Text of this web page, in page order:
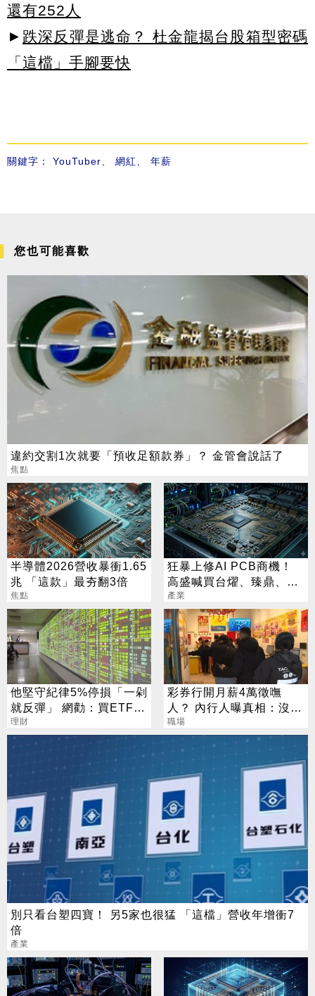
還有252人
► 跌深反彈是逃命？ 杜金龍揭台股箱型密碼
「這檔」手腳要快
關鍵字： YouTuber、 網紅、 年薪
您也可能喜歡
違約交割1次就要「預收足額款券」？ 金管會說話了
焦點
半導體2026營收暴衝1.65
兆 「這款」最夯翻3倍
焦點
狂暴上修AI PCB商機！
高盛喊買台燿、臻鼎、台
產業
他堅守紀律5%停損「一剁
就反彈」 網勸：買ETF刪
App
理財
彩券行開月薪4萬徵嘸
人？ 內行人曝真相：沒想
像中輕鬆
職場
別只看台塑四寶！ 另5家也很猛 「這檔」營收年增衝7
倍
產業